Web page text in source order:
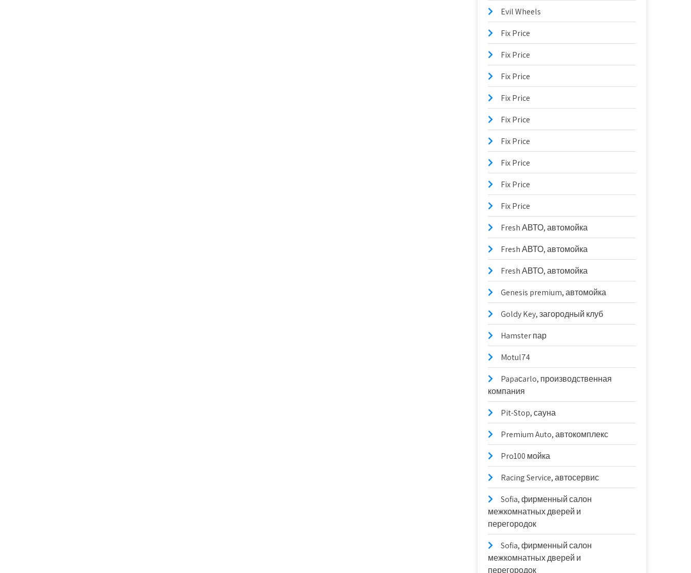
Evil Wheels
Fix Price
Fix Price
Fix Price
Fix Price
Fix Price
Fix Price
Fix Price
Fix Price
Fix Price
Fresh АВТО, автомойка
Fresh АВТО, автомойка
Fresh АВТО, автомойка
Genesis premium, автомойка
Goldy Key, загородный клуб
Hamster пар
Motul74
Papaсarlo, производственная
компания
Pit-Stop, сауна
Premium Auto, автокомплекс
Pro100 мойка
Racing Service, автосервис
Sofia, фирменный салон
межкомнатных дверей и
перегородок
Sofia, фирменный салон
межкомнатных дверей и
перегородок